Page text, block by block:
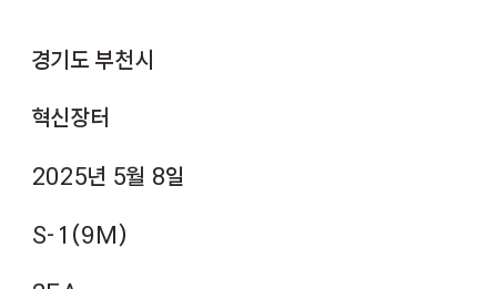
경기도 부천시
혁신장터
2025년 5월 8일
S-1(9M)